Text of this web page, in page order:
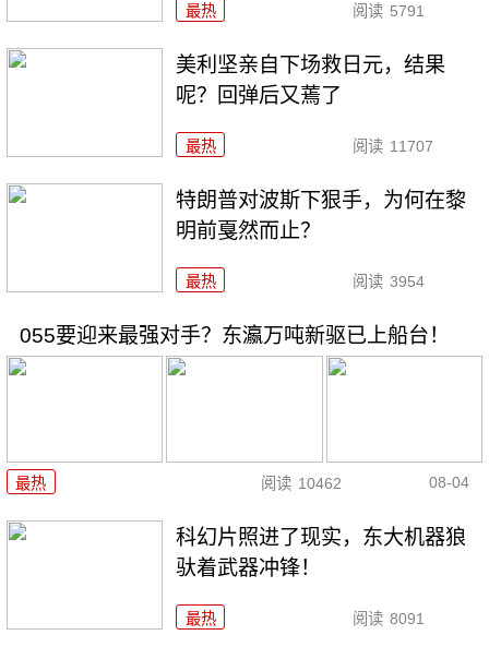
最热 阅读 5791
美利坚亲自下场救日元，结果
呢？回弹后又蔫了
最热 阅读 11707
特朗普对波斯下狠手，为何在黎
明前戛然而止？
最热 阅读 3954
055要迎来最强对手？东瀛万吨新驱已上船台！
最热 阅读 10462 08-04
科幻片照进了现实，东大机器狼
驮着武器冲锋！
最热 阅读 8091